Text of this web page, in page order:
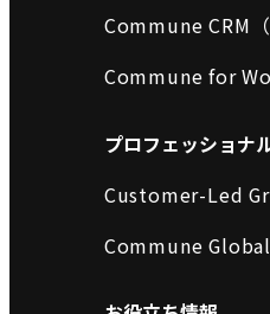
Commune CRM
Commune for
プロフェッショナ
Customer-Led
Commune Global